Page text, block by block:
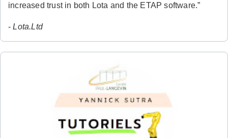
increased trust in both Lota and the ETAP software.”
-Lota.Ltd